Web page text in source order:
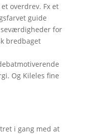
overdrev. Fx et
guide
for
bredbaget
Og Kileles fine
i gang med at